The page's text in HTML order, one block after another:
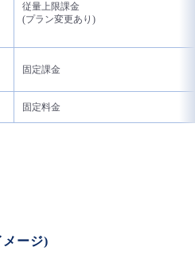
従量上限課金
(プラン変更あり)
固定課金
固定料金
メージ)